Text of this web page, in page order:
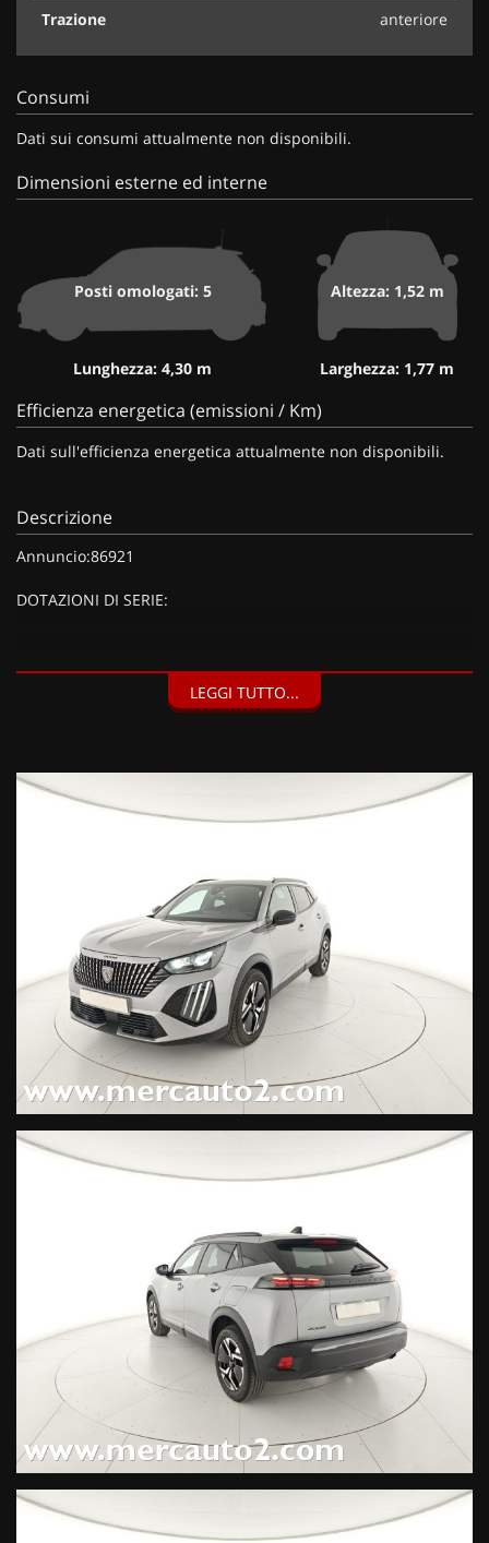
Trazione
anteriore
Consumi
Dati sui consumi attualmente non disponibili.
Dimensioni esterne ed interne
Posti omologati: 5
Lunghezza: 4,30 m
Altezza: 1,52 m
Larghezza: 1,77 m
Efficienza energetica (emissioni / Km)
Dati sull'efficienza energetica attualmente non disponibili.
Descrizione
Annuncio:86921
DOTAZIONI DI SERIE:
Argento Metallizzato, Kit riparazione pneumatici
LEGGI TUTTO...